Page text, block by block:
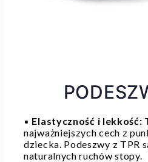
▪️ Elastyczność i lekkość:
najważniejszych cech z
dziecka. Podeszwy z TPR
naturalnych ruchów stopy.